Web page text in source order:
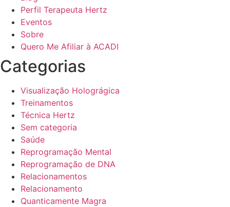
Perfil Terapeuta Hertz
Eventos
Sobre
Quero Me Afiliar à ACADI
Categorias
Visualização Holográgica
Treinamentos
Técnica Hertz
Sem categoria
Saúde
Reprogramação Mental
Reprogramação de DNA
Relacionamentos
Relacionamento
Quanticamente Magra